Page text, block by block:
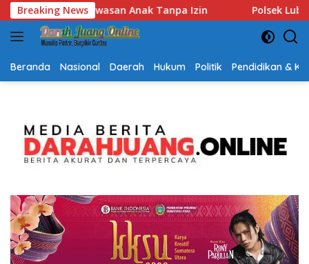
Langsung
ke
konten
Breaking News
Polsek Lubuk Baja Amankan Dua Tersangka Beserta 74
Beranda Nasional Daerah Hukum Politik Pendidikan &